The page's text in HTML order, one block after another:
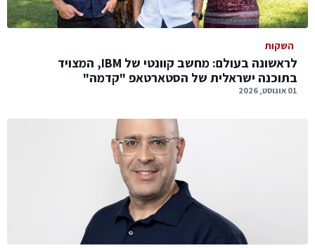
השקות
לראשונה בעולם: מחשב קוונטי של IBM, המצויד
בתוכנה ישראלית של הסטארטאפ "קדמה"
01 אוגוסט, 2026